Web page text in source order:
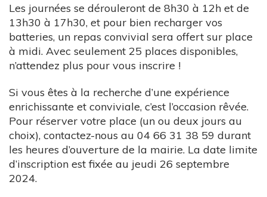
Les journées se dérouleront de 8h30 à 12h et de
13h30 à 17h30, et pour bien recharger vos
batteries, un repas convivial sera offert sur place
à midi. Avec seulement 25 places disponibles,
n’attendez plus pour vous inscrire !
Si vous êtes à la recherche d’une expérience
enrichissante et conviviale, c’est l’occasion rêvée.
Pour réserver votre place (un ou deux jours au
choix), contactez-nous au 04 66 31 38 59 durant
les heures d’ouverture de la mairie. La date limite
d’inscription est fixée au jeudi 26 septembre
2024.